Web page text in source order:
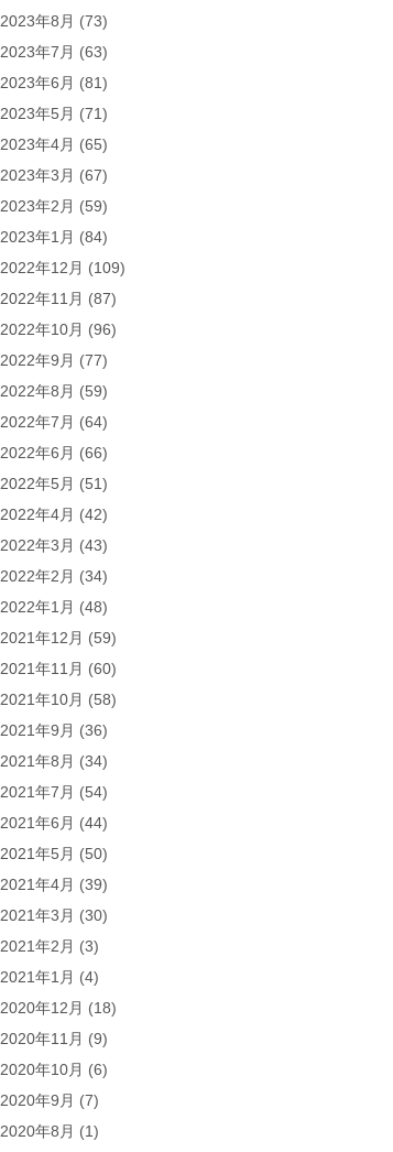
2023年8月 (73)
2023年7月 (63)
2023年6月 (81)
2023年5月 (71)
2023年4月 (65)
2023年3月 (67)
2023年2月 (59)
2023年1月 (84)
2022年12月 (109)
2022年11月 (87)
2022年10月 (96)
2022年9月 (77)
2022年8月 (59)
2022年7月 (64)
2022年6月 (66)
2022年5月 (51)
2022年4月 (42)
2022年3月 (43)
2022年2月 (34)
2022年1月 (48)
2021年12月 (59)
2021年11月 (60)
2021年10月 (58)
2021年9月 (36)
2021年8月 (34)
2021年7月 (54)
2021年6月 (44)
2021年5月 (50)
2021年4月 (39)
2021年3月 (30)
2021年2月 (3)
2021年1月 (4)
2020年12月 (18)
2020年11月 (9)
2020年10月 (6)
2020年9月 (7)
2020年8月 (1)